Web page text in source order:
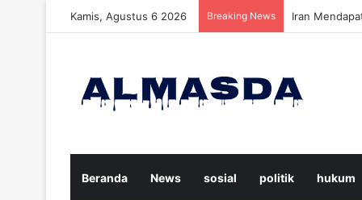
Kamis, Agustus 6 2026 Breaking News Daftar Nama
Beranda News sosial politik hukum